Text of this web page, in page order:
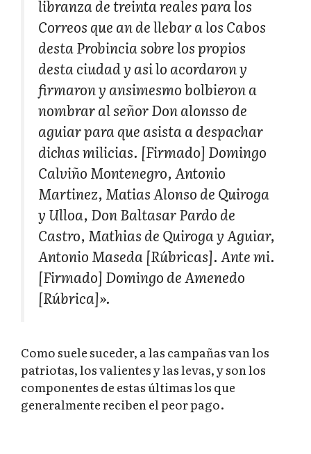
libranza de treinta reales para los
Correos que an de llebar a los Cabos
desta Probincia sobre los propios
desta ciudad y asi lo acordaron y
firmaron y ansimesmo bolbieron a
nombrar al señor Don alonsso de
aguiar para que asista a despachar
dichas milicias. [Firmado] Domingo
Calviño Montenegro, Antonio
Martinez, Matias Alonso de Quiroga
y Ulloa, Don Baltasar Pardo de
Castro, Mathias de Quiroga y Aguiar,
Antonio Maseda [Rúbricas]. Ante mi.
[Firmado] Domingo de Amenedo
[Rúbrica]».
Como suele suceder, a las campañas van los
patriotas, los valientes y las levas, y son los
componentes de estas últimas los que
generalmente reciben el peor pago.